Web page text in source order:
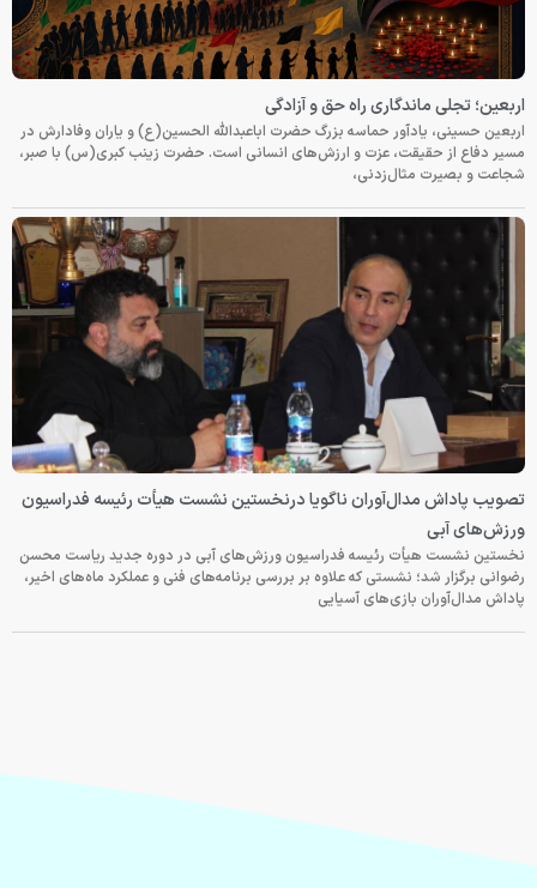
اربعین؛ تجلی ماندگاری راه حق و آزادگی
اربعین حسینی، یادآور حماسه بزرگ حضرت اباعبدالله الحسین(ع) و یاران وفادارش در
مسیر دفاع از حقیقت، عزت و ارزش‌های انسانی است. حضرت زینب کبری(س) با صبر،
شجاعت و بصیرت مثال‌زدنی،
تصویب پاداش مدال‌آوران ناگویا درنخستین نشست هیأت رئیسه فدراسیون
ورزش‌های آبی
نخستین نشست هیأت رئیسه فدراسیون ورزش‌های آبی در دوره جدید ریاست محسن
رضوانی برگزار شد؛ نشستی که علاوه بر بررسی برنامه‌های فنی و عملکرد ماه‌های اخیر،
پاداش مدال‌آوران بازی‌های آسیایی